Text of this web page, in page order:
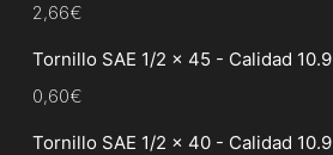
2,66€
Tornillo SAE 1/2 x 45 - Calidad 10.9
0,60€
Tornillo SAE 1/2 x 40 - Calidad 10.9